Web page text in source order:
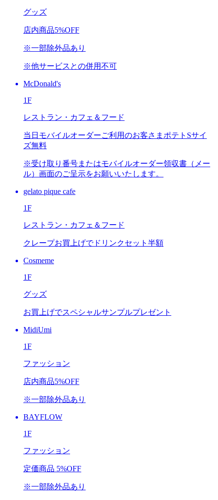
グッズ
店内商品5%OFF
※一部除外品あり
※他サービスとの併用不可
McDonald's
1F
レストラン・カフェ＆フード
当日モバイルオーダーご利用のお客さま ポテトSサイ
ズ無料
※受け取り番号またはモバイルオーダー領収書（メー
ル）画面のご呈示をお願いいたします。
gelato pique cafe
1F
レストラン・カフェ＆フード
クレープお買上げでドリンクセット半額
Cosmeme
1F
グッズ
お買上げでスペシャルサンプルプレゼント
MidiUmi
1F
ファッション
店内商品5%OFF
※一部除外品あり
BAYFLOW
1F
ファッション
定価商品 5%OFF
※一部除外品あり